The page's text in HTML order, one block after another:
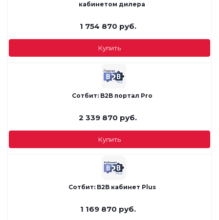
кабинетом дилера
1 754 870 руб.
Купить
Сотбит: B2B портал Pro
2 339 870 руб.
Купить
Сотбит: B2B кабинет Plus
1 169 870 руб.